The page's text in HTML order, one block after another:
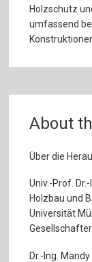
Holzschutz
umfassend
About
Über die
Univ.-Prof.
Holzbau und
Universität
Gesellschafter
Dr.-Ing.